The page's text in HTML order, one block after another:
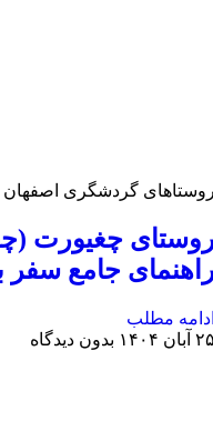
گردشگری اصفهان
چغیورت
جامع سفر با ۱۰ تجربه
مطلب
۱۴۰۴
بدون دیدگاه